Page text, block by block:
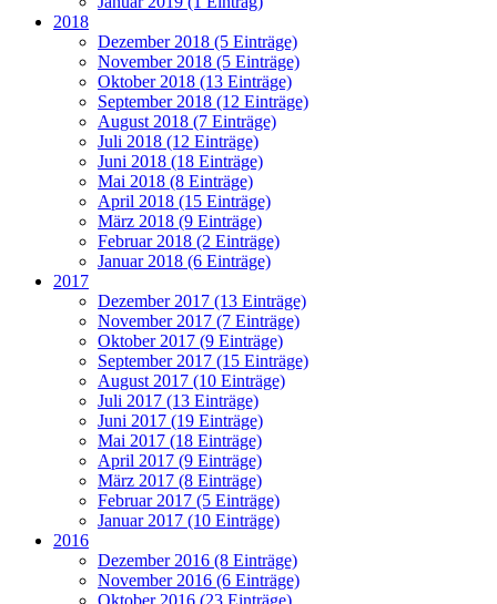
2018
Dezember 2018 (5 Einträge)
November 2018 (5 Einträge)
Oktober 2018 (13 Einträge)
September 2018 (12 Einträge)
August 2018 (7 Einträge)
Juli 2018 (12 Einträge)
Juni 2018 (18 Einträge)
Mai 2018 (8 Einträge)
April 2018 (15 Einträge)
März 2018 (9 Einträge)
Februar 2018 (2 Einträge)
Januar 2018 (6 Einträge)
2017
Dezember 2017 (13 Einträge)
November 2017 (7 Einträge)
Oktober 2017 (9 Einträge)
September 2017 (15 Einträge)
August 2017 (10 Einträge)
Juli 2017 (13 Einträge)
Juni 2017 (19 Einträge)
Mai 2017 (18 Einträge)
April 2017 (9 Einträge)
März 2017 (8 Einträge)
Februar 2017 (5 Einträge)
Januar 2017 (10 Einträge)
2016
Dezember 2016 (8 Einträge)
November 2016 (6 Einträge)
Oktober 2016 (23 Einträge)